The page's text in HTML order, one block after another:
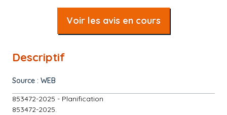
Voir les avis en cours
Descriptif
Source : WEB
853472-2025 - Planification
853472-2025.